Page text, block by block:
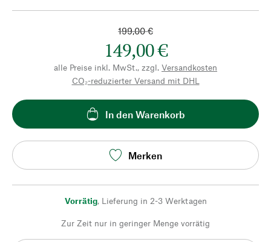
199,00 €
149,00 €
alle Preise inkl. MwSt., zzgl. Versandkosten
CO₂-reduzierter Versand mit DHL
In den Warenkorb
Merken
Vorrätig, Lieferung in 2-3 Werktagen
Zur Zeit nur in geringer Menge vorrätig